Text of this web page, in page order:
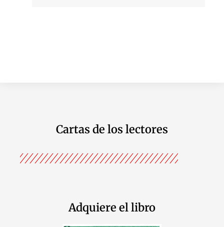
Cartas de los lectores
Adquiere el libro